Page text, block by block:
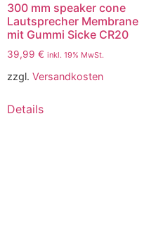
300 mm speaker cone
Lautsprecher Membrane
mit Gummi Sicke CR20
39,99 € inkl. 19% MwSt.
zzgl. Versandkosten
Details